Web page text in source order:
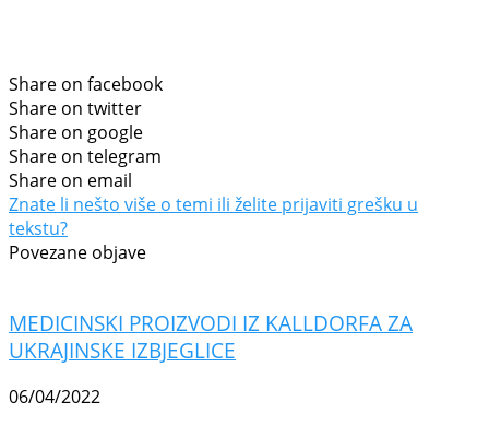
Share on facebook
Share on twitter
Share on google
Share on telegram
Share on email
Znate li nešto više o temi ili želite prijaviti grešku u
tekstu?
Povezane objave
MEDICINSKI PROIZVODI IZ KALLDORFA ZA
UKRAJINSKE IZBJEGLICE
06/04/2022